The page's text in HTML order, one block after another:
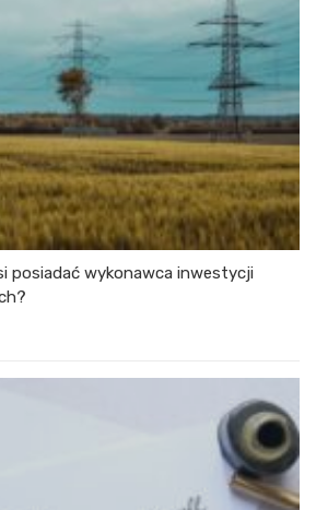
posiadać wykonawca inwestycji